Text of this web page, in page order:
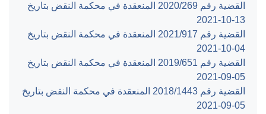
القضية رقم ‎269‏/‎2020‏ المنعقدة في محكمة النقض بتاريخ
‎2021-10-13‏
القضية رقم ‎917‏/‎2021‏ المنعقدة في محكمة النقض بتاريخ
‎2021-10-04‏
القضية رقم ‎651‏/‎2019‏ المنعقدة في محكمة النقض بتاريخ
‎2021-09-05‏
القضية رقم ‎1443‏/‎2018‏ المنعقدة في محكمة النقض بتاريخ
‎2021-09-05‏